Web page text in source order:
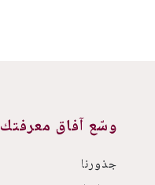
وسّع آفاق معرفتك
جذورنا